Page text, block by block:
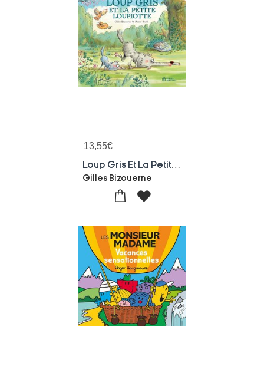
13,55€
Gilles Bizouerne